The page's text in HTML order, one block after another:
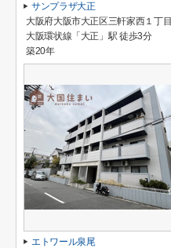
サンプラザ大正
大阪府大阪市大正区三軒家西１丁目
大阪環状線「大正」駅 徒歩3分
築20年
エトワール泉尾